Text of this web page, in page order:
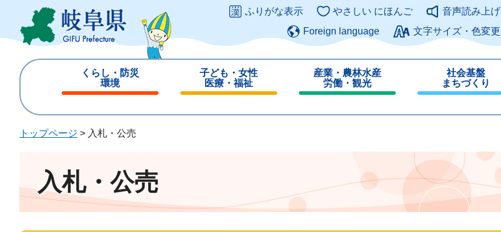
ジ
ュ
このページの本文へ
ふりがな表示 やさしい にほんご
音声読み上げ
Foreign language
文字サイズ・色変更
くらし・防災
環境
じ
子ども・女性
医療・福祉
じ
産業・農林水産
労働・観光
じ
社会基盤
まちづくり
じ
トップページ > 入札・公売
入札・公売